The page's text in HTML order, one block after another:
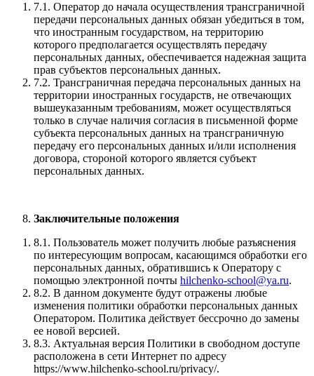
7.1. Оператор до начала осуществления трансграничной
передачи персональных данных обязан убедиться в том,
что иностранным государством, на территорию
которого предполагается осуществлять передачу
персональных данных, обеспечивается надежная защита
прав субъектов персональных данных.
7.2. Трансграничная передача персональных данных на
территории иностранных государств, не отвечающих
вышеуказанным требованиям, может осуществляться
только в случае наличия согласия в письменной форме
субъекта персональных данных на трансграничную
передачу его персональных данных и/или исполнения
договора, стороной которого является субъект
персональных данных.
Заключительные положения
8.1. Пользователь может получить любые разъяснения
по интересующим вопросам, касающимся обработки его
персональных данных, обратившись к Оператору с
помощью электронной почты hilchenko-school@ya.ru.
8.2. В данном документе будут отражены любые
изменения политики обработки персональных данных
Оператором. Политика действует бессрочно до замены
ее новой версией.
8.3. Актуальная версия Политики в свободном доступе
расположена в сети Интернет по адресу
https://www.hilchenko-school.ru/privacy/.